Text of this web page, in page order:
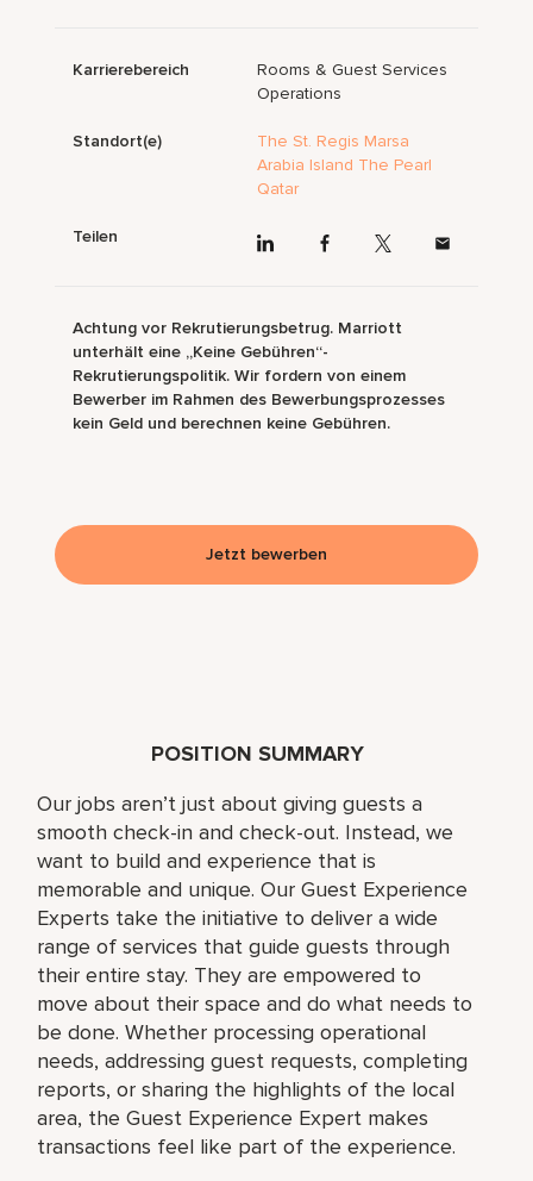
POSITION SUMMARY
Our jobs aren’t just about giving guests a
smooth check-in and check-out. Instead, we
want to build and experience that is
memorable and unique. Our Guest Experience
Experts take the initiative to deliver a wide
range of services that guide guests through
their entire stay. They are empowered to
move about their space and do what needs to
be done. Whether processing operational
needs, addressing guest requests, completing
reports, or sharing the highlights of the local
area, the Guest Experience Expert makes
transactions feel like part of the experience.
Karrierebereich
Rooms & Guest Services
Operations
Standort(e)
The St. Regis Marsa
Arabia Island The Pearl
Qatar
Teilen
Achtung vor Rekrutierungsbetrug. Marriott
unterhält eine „Keine Gebühren“-
Rekrutierungspolitik. Wir fordern von einem
Bewerber im Rahmen des Bewerbungsprozesses
kein Geld und berechnen keine Gebühren.
Jetzt bewerben